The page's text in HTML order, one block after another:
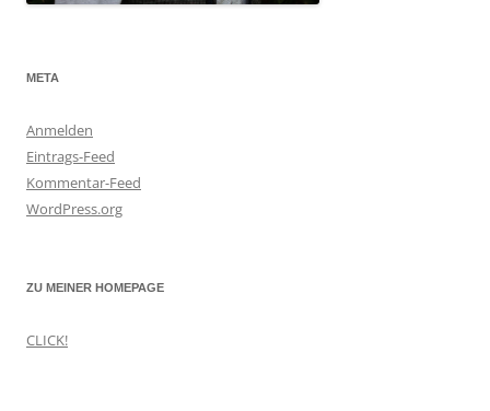
META
Anmelden
Eintrags-Feed
Kommentar-Feed
WordPress.org
ZU MEINER HOMEPAGE
CLICK!